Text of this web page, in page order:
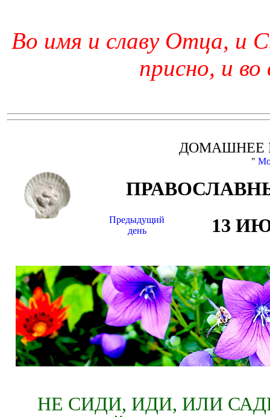
Во имя и славу Отца, и
присно, и во
ДОМАШНЕЕ
"
Предыдущий
день
13
НЕ СИДИ, ИДИ, ИЛИ